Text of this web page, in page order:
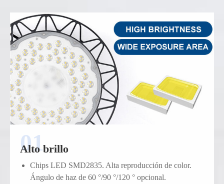
Alto brillo
Chips LED SMD2835. Alta reproducción de color.
Ángulo de haz de 60 °/90 °/120 ° opcional.